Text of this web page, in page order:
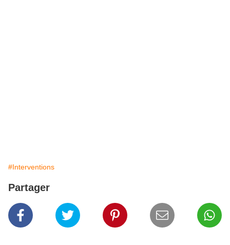
#Interventions
Partager